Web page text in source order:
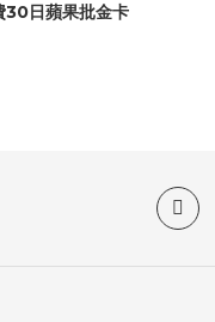
30日蘋果批金卡